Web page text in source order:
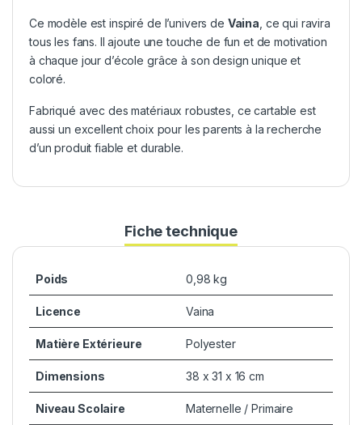
Ce modèle est inspiré de l’univers de Vaina , ce qui ravira
tous les fans. Il ajoute une touche de fun et de motivation
à chaque jour d’école grâce à son design unique et
coloré.
Fabriqué avec des matériaux robustes, ce cartable est
aussi un excellent choix pour les parents à la recherche
d’un produit fiable et durable.
Fiche technique
Poids 0,98 kg
Licence Vaina
Matière Extérieure Polyester
Dimensions 38 x 31 x 16 cm
Niveau Scolaire Maternelle / Primaire